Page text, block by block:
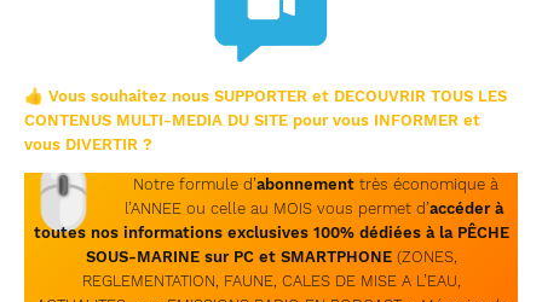
👍 Vous souhaitez nous SUPPORTER et DECOUVRIR TOUS LES
CONTENUS MULTI-MEDIA DU SITE pour vous INFORMER et
vous DIVERTIR ?
🖱 Notre formule d’abonnement très économique à
l’ANNEE ou celle au MOIS vous permet d’accéder à
toutes nos informations exclusives 100% dédiées à la PÊCHE
SOUS-MARINE sur PC et SMARTPHONE (ZONES,
REGLEMENTATION, FAUNE, CALES DE MISE A L’EAU,